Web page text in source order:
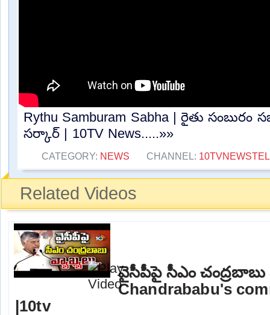
Rythu Samburam Sabha | రైతు
సర్కార్ | 10TV News.....»»
CATEGORY: NEWS CHANNEL:
Related Videos
వైసీపీపై సీఎం చంద్రబాబు
Chandrababu's
|10tv